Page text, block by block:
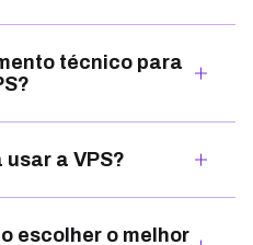
técnico para
a VPS?
escolher o melhor